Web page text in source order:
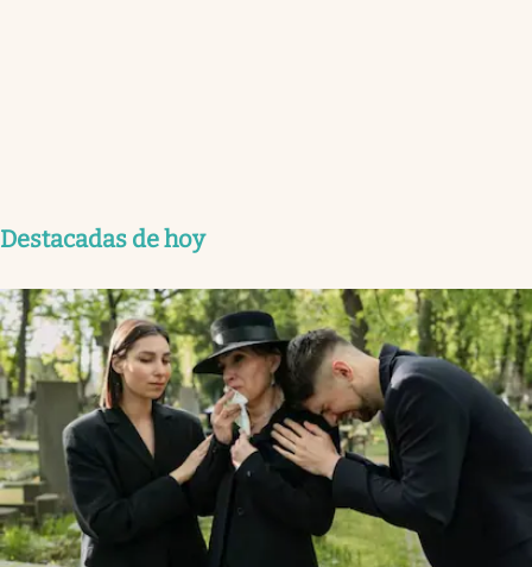
Destacadas de hoy